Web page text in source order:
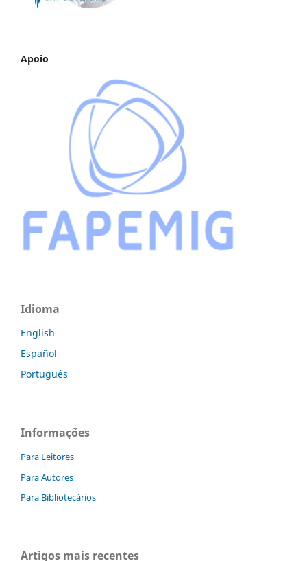
Apoio
Idioma
English
Español
Português
Informações
Para Leitores
Para Autores
Para Bibliotecários
Artigos mais recentes